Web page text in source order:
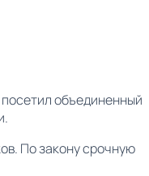
объединенный
По закону срочную